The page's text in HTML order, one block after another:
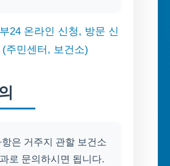
24 온라인 신청, 방문 신
(주민센터, 보건소)
은 거주지 관할 보건소
로 문의하시면 됩니다.